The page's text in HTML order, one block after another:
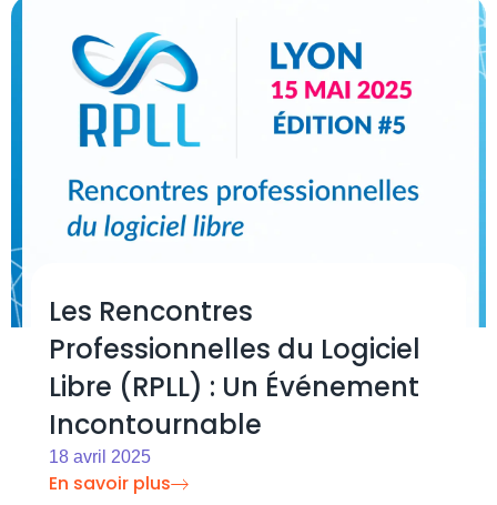
Les Rencontres
Professionnelles du Logiciel
Libre (RPLL) : Un Événement
Incontournable
18 avril 2025
En savoir plus